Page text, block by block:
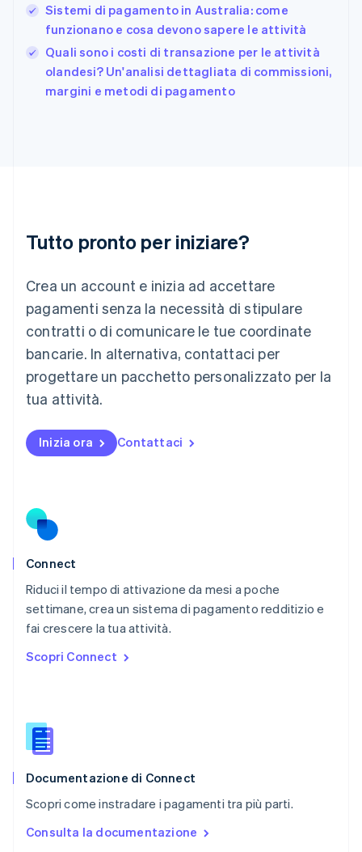
Sistemi di pagamento in Australia: come
funzionano e cosa devono sapere le attività
Quali sono i costi di transazione per le attività
olandesi? Un'analisi dettagliata di commissioni,
margini e metodi di pagamento
Tutto pronto per iniziare?
Crea un account e inizia ad accettare
pagamenti senza la necessità di stipulare
contratti o di comunicare le tue coordinate
bancarie. In alternativa, contattaci per
progettare un pacchetto personalizzato per la
tua attività.
Inizia ora Contattaci
Connect
Riduci il tempo di attivazione da mesi a poche
settimane, crea un sistema di pagamento redditizio e
fai crescere la tua attività.
Scopri Connect
Documentazione di Connect
Scopri come instradare i pagamenti tra più parti.
Consulta la documentazione
English
Grecia
English
India
Irlanda
English
FrançaisDeutschEnglish
English简体中文
Malta
English
Messico
Español English
Norvegia
Nuova Zelanda
English
Paesi Bassi
Portogallo
Português
RAS di Hong Kong, Cina
Regno Unito
English
Repubblica Ceca
Romania
Slovacchia
English
Slovenia
EnglishItaliano
EspañolEnglish
English Español简体中文